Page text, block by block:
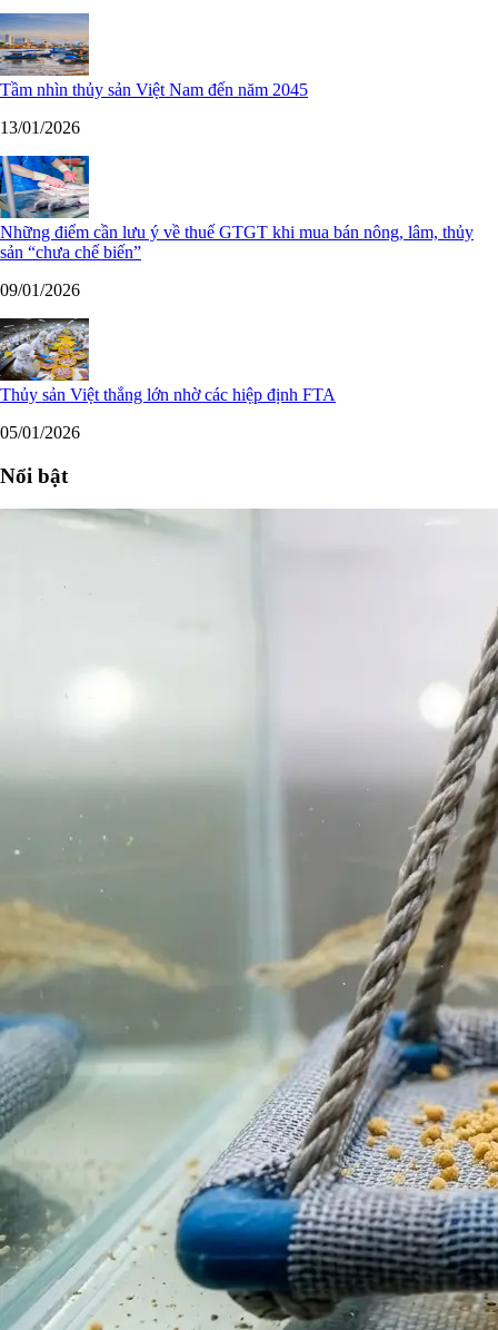
Tầm nhìn thủy sản Việt Nam đến năm 2045
13/01/2026
Những điểm cần lưu ý về thuế GTGT khi mua bán nông, lâm, thủy
sản “chưa chế biến”
09/01/2026
Thủy sản Việt thắng lớn nhờ các hiệp định FTA
05/01/2026
Nổi bật